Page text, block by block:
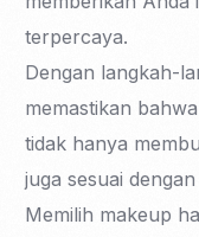
terpercaya.
Dengan langkah-
memastikan
tidak hanya
juga sesuai
Memilih makeup